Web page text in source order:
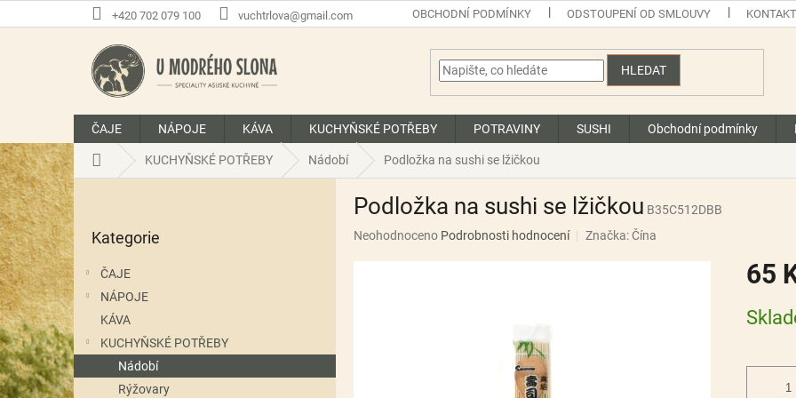
na
+420 702 079 100 vuchtrlova@gmail.com OBCHODNÍ PODMÍNKY ODSTOUPENÍ OD SMLOUVY
HLEDAT
ČAJE NÁPOJE KÁVA KUCHYŇSKÉ POTŘEBY POTRAVINY SUSHI Obchodní podmínky
Domů KUCHYŇSKÉ POTŘEBY Nádobí Podložka na sushi se lžičkou
P
o
s
t
a
n
n
í
p
a
kategorie
Kategorie
ČAJE
NÁPOJE
KÁVA
KUCHYŇSKÉ POTŘEBY
Nádobí
Rýžovary
Podložka na sushi se lžičkou B35C512DBB
Průměrné
Neohodnoceno Podrobnosti hodnocení Značka: Čína
65
cena: